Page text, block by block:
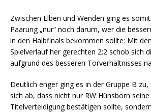
Zwischen Elben und Wenden ging es
Paarung „nur“ noch darum, wer die
in den Halbfinals bekommen sollte: Mit
Spielverlauf her gerechten 2:2 schob sich
aufgrund des besseren Torverhältnisses
Deutlich enger ging es in der Gruppe B zu,
sich ab, dass nicht nur RW Hünsborn
Titelverteidigung bestätigen sollte,